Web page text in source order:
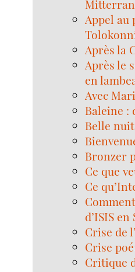
Appel au
Après la
Après le
en
Avec
Baleine
Belle
Bronzer
Ce que
Ce
d’ISIS
Crise de
Crise
Critique